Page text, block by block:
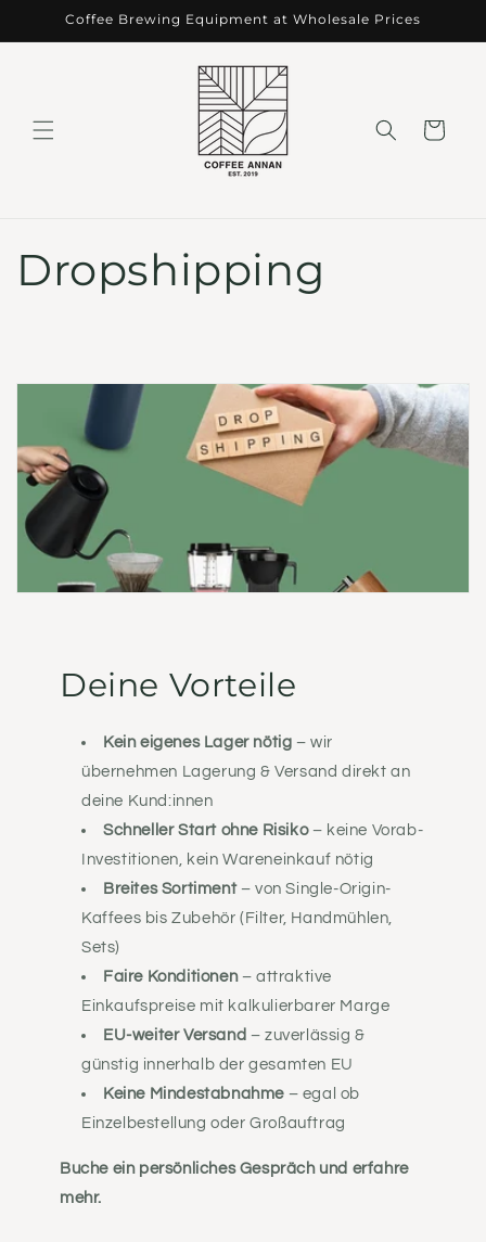
Skip toCoffee Brewing Equipment at Wholesale Prices
Cart
Dropshipping
Deine Vorteile
Kein eigenes Lager nötig – wir
übernehmen Lagerung & Versand direkt an
deine Kund:innen
Schneller Start ohne Risiko– keine Vorab-
Investitionen, kein Wareneinkauf nötig
Breites Sortiment– von Single-Origin-
Kaffees bis Zubehör (Filter, Handmühlen,
Sets)
Faire Konditionen– attraktive
Einkaufspreise mit kalkulierbarer Marge
EU-weiter Versand – zuverlässig &
günstig innerhalb der gesamten EU
Keine Mindestabnahme – egal ob
Einzelbestellung oder Großauftrag
Buche ein persönliches Gespräch und erfahre
mehr.